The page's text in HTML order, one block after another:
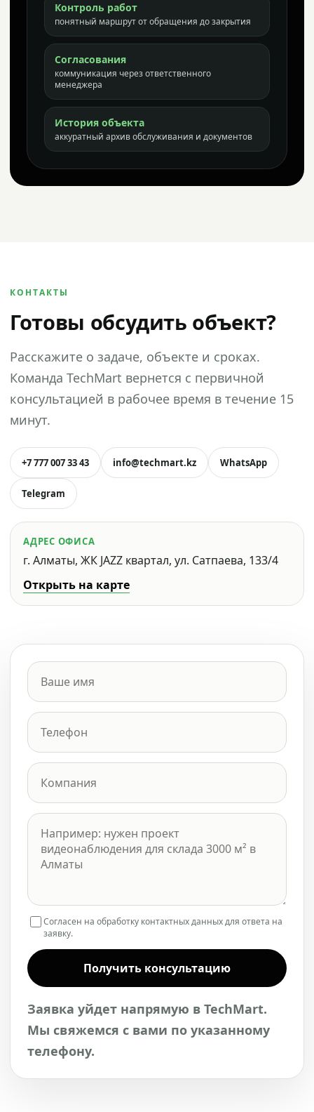
Контроль работ
понятный маршрут от обращения до закрытия
Согласования
коммуникация через ответственного
менеджера
История объекта
аккуратный архив обслуживания и документов
КОНТАКТЫ
Готовы обсудить объект?
Расскажите о задаче, объекте и сроках.
Команда TechMart вернется с первичной
консультацией в рабочее время в течение 15
минут.
+7 777 007 33 43 info@techmart.kz WhatsApp
Telegram
АДРЕС ОФИСА
г. Алматы, ЖК JAZZ квартал, ул. Сатпаева, 133/4
Открыть на карте
Согласен на обработку контактных данных для ответа на
заявку.
Получить консультацию
Заявка уйдет напрямую в TechMart.
Мы свяжемся с вами по указанному
телефону.